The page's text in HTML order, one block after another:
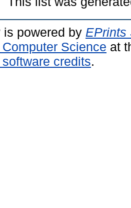
is powered by EPrints
Science at
credits.